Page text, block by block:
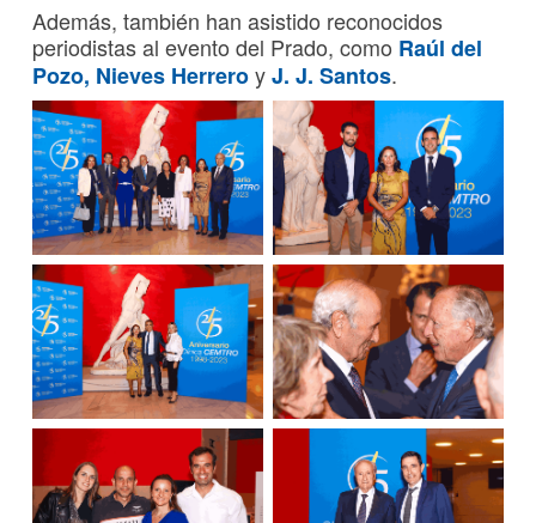
Además, también han asistido reconocidos
periodistas al evento del Prado, como Raúl del
Pozo, Nieves HerreroyJ. J. Santos.